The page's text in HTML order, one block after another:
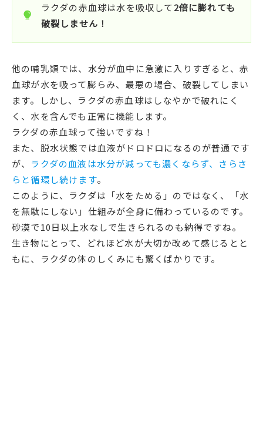
ラクダの赤血球は水を吸収して2倍に膨れても
破裂しません！
他の哺乳類では、水分が血中に急激に入りすぎると、赤
血球が水を吸って膨らみ、最悪の場合、破裂してしまい
ます。しかし、ラクダの赤血球はしなやかで破れにく
く、水を含んでも正常に機能します。
ラクダの赤血球って強いですね！
また、脱水状態では血液がドロドロになるのが普通です
が、 ラクダの血液は水分が減っても濃くならず、さらさ
らと循環し続けます。
このように、ラクダは「水をためる」のではなく、「水
を無駄にしない」仕組みが全身に備わっているのです。
砂漠で10日以上水なしで生きられるのも納得ですね。
生き物にとって、どれほど水が大切か改めて感じるとと
もに、ラクダの体のしくみにも驚くばかりです。